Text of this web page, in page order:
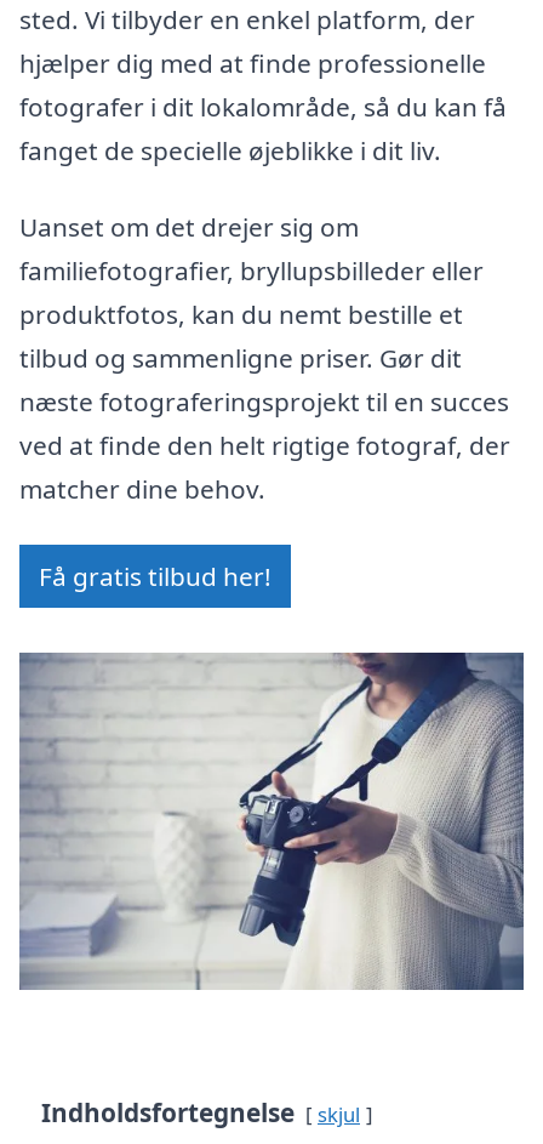
sted. Vi tilbyder en enkel platform, der
hjælper dig med at finde professionelle
fotografer i dit lokalområde, så du kan få
fanget de specielle øjeblikke i dit liv.
Uanset om det drejer sig om
familiefotografier, bryllupsbilleder eller
produktfotos, kan du nemt bestille et
tilbud og sammenligne priser. Gør dit
næste fotograferingsprojekt til en succes
ved at finde den helt rigtige fotograf, der
matcher dine behov.
Få gratis tilbud her!
Indholdsfortegnelse skjul